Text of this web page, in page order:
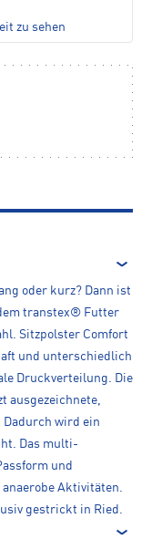
zu sehen
oder kurz? Dann ist
transtex® Futter
Sitzpolster Comfort
und unterschiedlich
Druckverteilung. Die
ausgezeichnete,
wird ein
Das multi-
und
Aktivitäten.
gestrickt in Ried.